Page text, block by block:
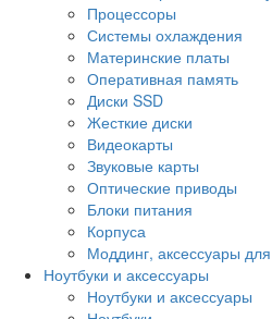
Процессоры
Системы охлаждения
Материнские платы
Оперативная память
Диски SSD
Жесткие диски
Видеокарты
Звуковые карты
Оптические приводы
Блоки питания
Корпуса
Моддинг, аксессуары
Ноутбуки и аксессуары
Ноутбуки и аксессуары